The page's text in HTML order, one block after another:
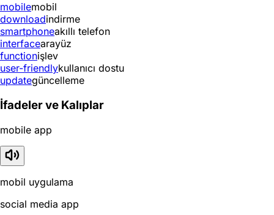
mobilemobil
downloadindirme
smartphoneakıllı telefon
interfacearayüz
functionişlev
user-friendlykullanıcı dostu
updategüncelleme
İfadeler ve Kalıplar
mobile app
mobil uygulama
social media app